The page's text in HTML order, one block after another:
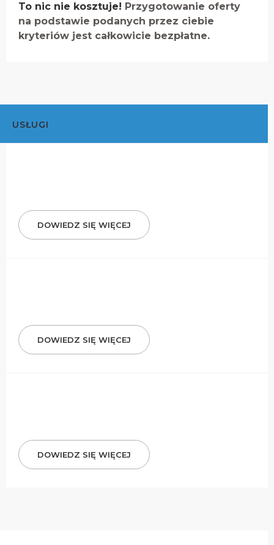
To nic nie kosztuje! Przygotowanie oferty
na podstawie podanych przez ciebie
kryteriów jest całkowicie bezpłatne.
USŁUGI
DOWIEDZ SIĘ WIĘCEJ
DOWIEDZ SIĘ WIĘCEJ
DOWIEDZ SIĘ WIĘCEJ